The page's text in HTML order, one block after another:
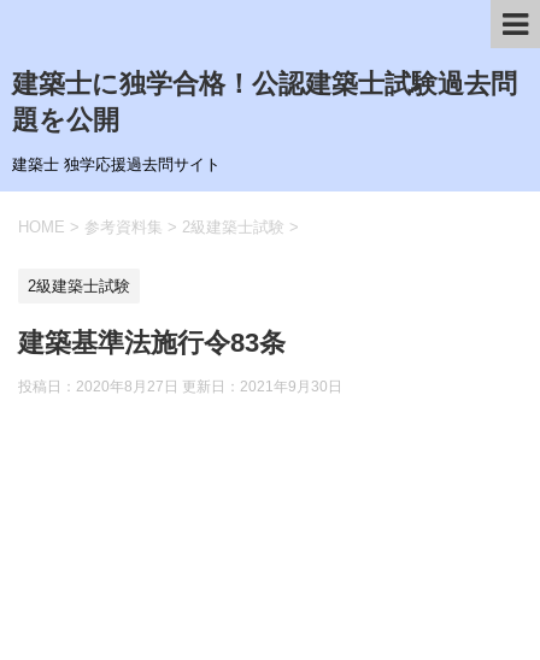
建築士に独学合格！公認建築士試験過去問
題を公開
建築士 独学応援過去問サイト
HOME > 参考資料集 > 2級建築士試験 >
2級建築士試験
建築基準法施行令83条
投稿日：2020年8月27日 更新日： 2021年9月30日